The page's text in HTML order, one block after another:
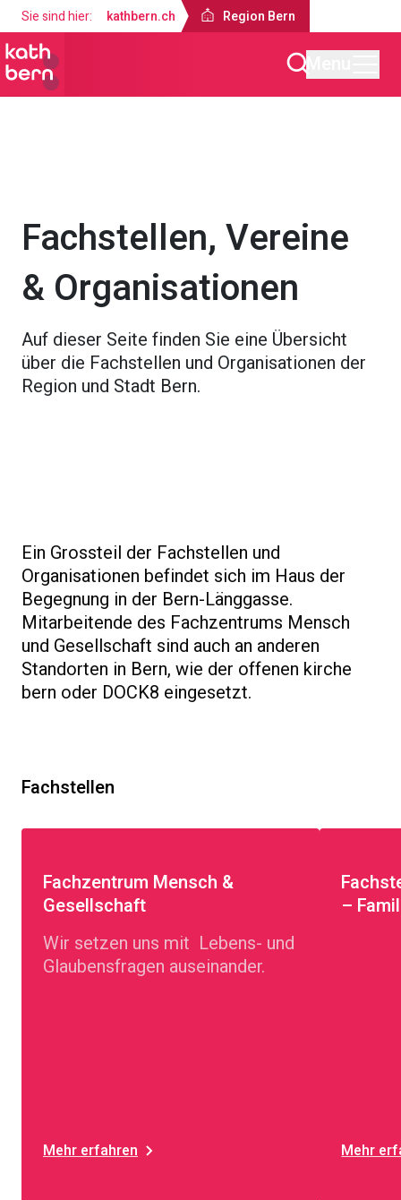
Sie sind hier: kathbern.ch Region Bern
Fachstellen, Vereine
& Organisationen
Auf dieser Seite finden Sie eine Übersicht
über die Fachstellen und Organisationen der
Region und Stadt Bern.
Ein Grossteil der Fachstellen und
Organisationen befindet sich im Haus der
Begegnung in der Bern-Länggasse.
Mitarbeitende des Fachzentrums Mensch
und Gesellschaft sind auch an anderen
Standorten in Bern, wie der offenen kirche
bern oder DOCK8 eingesetzt.
Fachstellen
Fachzentrum Mensch &
Gesellschaft
Wir setzen uns mit Lebens- und
Glaubensfragen auseinander.
Mehr erfahren
–
Mehr